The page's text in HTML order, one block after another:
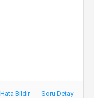
Hata Bildir Soru Detay